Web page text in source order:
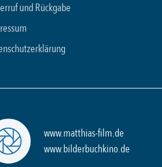
und Rückgabe
www.matthias-film.de
www.bilderbuchkino.de